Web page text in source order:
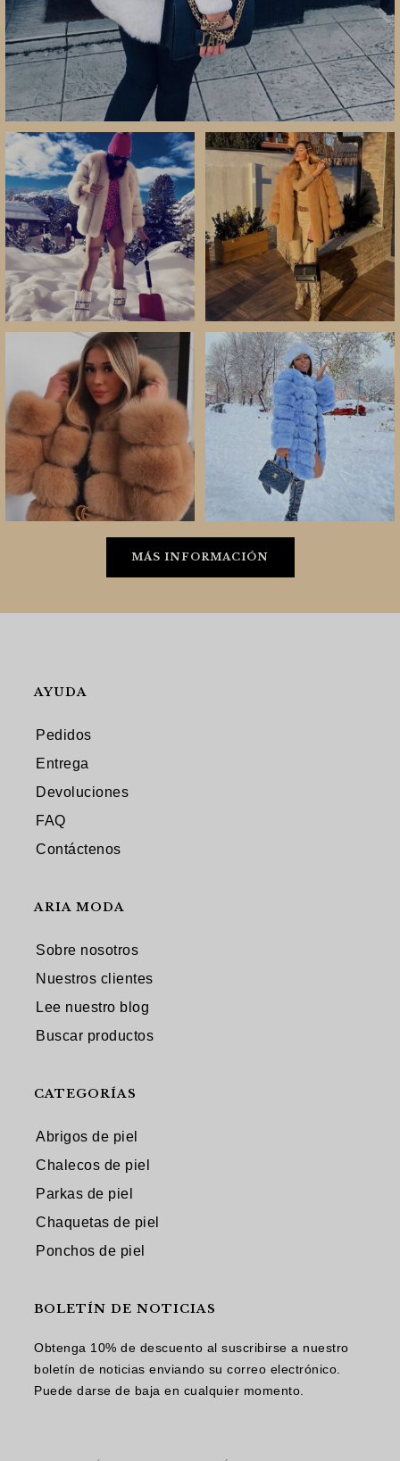
MÁS INFORMACIÓN
AYUDA
Pedidos
Entrega
Devoluciones
FAQ
Contáctenos
ARIA MODA
Sobre nosotros
Nuestros clientes
Lee nuestro blog
Buscar productos
CATEGORÍAS
Abrigos de piel
Chalecos de piel
Parkas de piel
Chaquetas de piel
Ponchos de piel
BOLETÍN DE NOTICIAS
Obtenga 10% de descuento al suscribirse a nuestro
boletín de noticias enviando su correo electrónico.
Puede darse de baja en cualquier momento.